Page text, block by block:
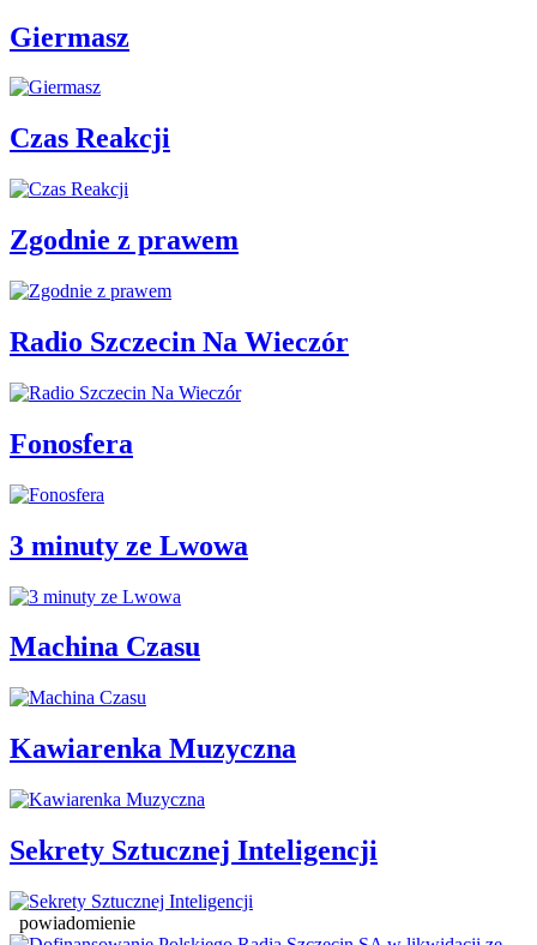
Giermasz
Czas Reakcji
Zgodnie z prawem
Radio Szczecin Na Wieczór
Fonosfera
3 minuty ze Lwowa
Machina Czasu
Kawiarenka Muzyczna
Sekrety Sztucznej Inteligencji
powiadomienie